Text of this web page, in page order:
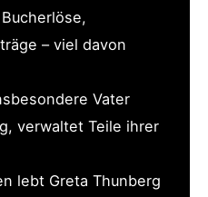
– viel davon
Vater
verwaltet Teile ihrer
lebt Greta Thunberg